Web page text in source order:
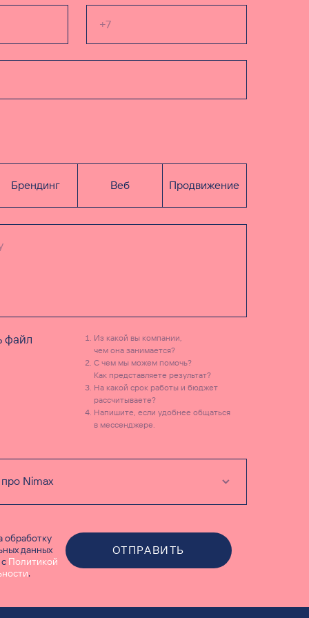
Брендинг Веб Продвижение
файл
Из какой вы компании,
чем она занимается?
С чем мы можем помочь?
Как представляете результат?
На какой срок работы и бюджет
рассчитываете?
Напишите, если удобнее общаться
в мессенджере.
обработку
данных
Политикой
.
ОТПРАВИТЬ